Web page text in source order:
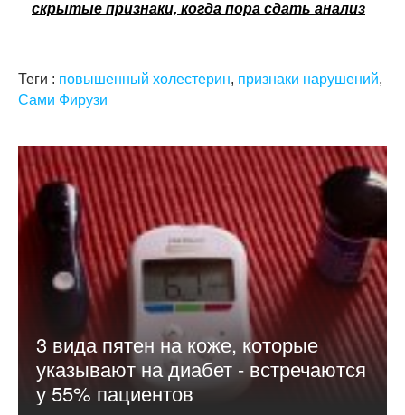
скрытые признаки, когда пора сдать анализ
Теги : повышенный холестерин, признаки нарушений,
Сами Фирузи
3 вида пятен на коже, которые
указывают на диабет - встречаются
у 55% ​​пациентов